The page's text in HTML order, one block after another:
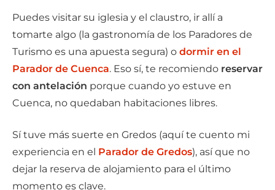
Puedes visitar su iglesia y el claustro, ir allí a
tomarte algo (la gastronomía de los Paradores de
Turismo es una apuesta segura) o dormir en el
Parador de Cuenca. Eso sí, te recomiendo reservar
con antelación porque cuando yo estuve en
Cuenca, no quedaban habitaciones libres.
Sí tuve más suerte en Gredos (aquí te cuento mi
experiencia en el Parador de Gredos), así que no
dejar la reserva de alojamiento para el último
momento es clave.